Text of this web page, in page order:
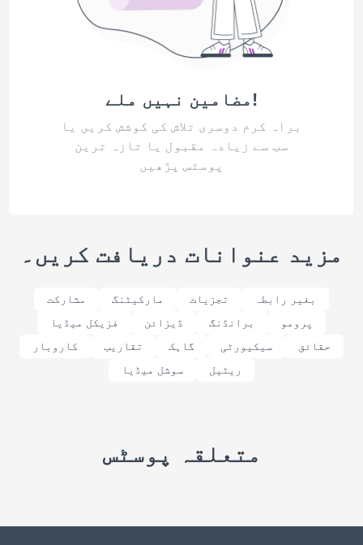
مضامین نہیں ملے!
براہ کرم دوسری تلاش کی کوشش کریں یا
سب سے زیادہ مقبول یا تازہ ترین
پوسٹس پڑھیں
مزید عنوانات دریافت کریں۔
مشارکت مارکیٹنگ تجزیات
بغیر رابطہ
فزیکل میڈیا
ڈیزائن برانڈنگ
پرومو
کاروبار
تقاریب گاہک سیکیورٹی
حقائق
سوشل میڈیا
ریٹیل
متعلقہ پوسٹس